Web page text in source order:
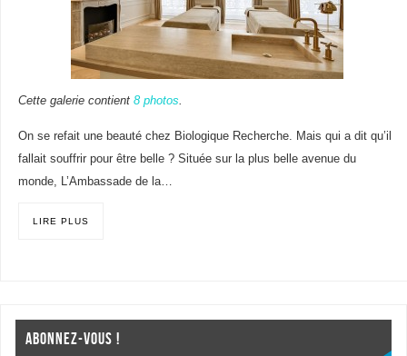
Cette galerie contient 8 photos.
On se refait une beauté chez Biologique Recherche. Mais qui a dit qu’il
fallait souffrir pour être belle ? Située sur la plus belle avenue du
monde, L’Ambassade de la…
LIRE PLUS
ABONNEZ-VOUS !